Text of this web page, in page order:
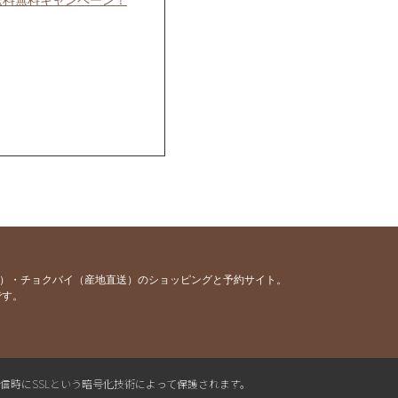
チョクバイ（産地直送）のショッピングと予約サイト。
。
にSSLという暗号化技術によって保護されます。